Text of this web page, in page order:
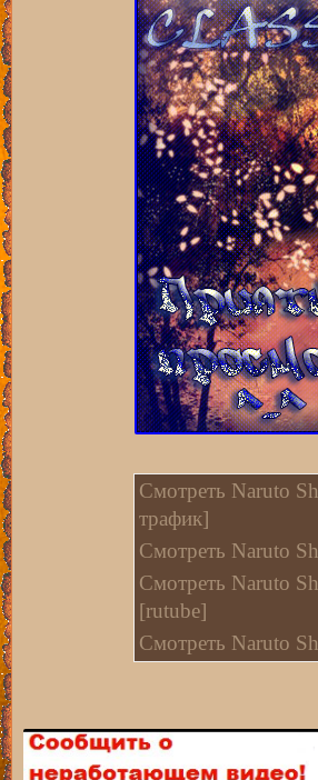
Смотреть Naruto
трафик]
Смотреть Naruto
Смотреть Naruto
[rutube]
Смотреть Naruto
Смотреть Naruto
[Vimple]